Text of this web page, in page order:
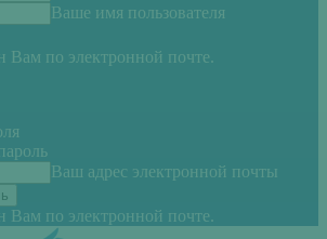
Ваше имя пользователя
Вам по электронной почте.
Ваш адрес электронной почты
Вам по электронной почте.